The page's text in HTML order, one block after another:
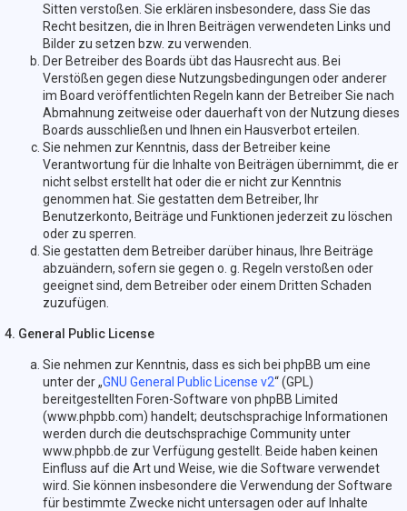
Sitten verstoßen. Sie erklären insbesondere, dass Sie das
Recht besitzen, die in Ihren Beiträgen verwendeten Links und
Bilder zu setzen bzw. zu verwenden.
Der Betreiber des Boards übt das Hausrecht aus. Bei
Verstößen gegen diese Nutzungsbedingungen oder anderer
im Board veröffentlichten Regeln kann der Betreiber Sie nach
Abmahnung zeitweise oder dauerhaft von der Nutzung dieses
Boards ausschließen und Ihnen ein Hausverbot erteilen.
Sie nehmen zur Kenntnis, dass der Betreiber keine
Verantwortung für die Inhalte von Beiträgen übernimmt, die er
nicht selbst erstellt hat oder die er nicht zur Kenntnis
genommen hat. Sie gestatten dem Betreiber, Ihr
Benutzerkonto, Beiträge und Funktionen jederzeit zu löschen
oder zu sperren.
Sie gestatten dem Betreiber darüber hinaus, Ihre Beiträge
abzuändern, sofern sie gegen o. g. Regeln verstoßen oder
geeignet sind, dem Betreiber oder einem Dritten Schaden
zuzufügen.
4. General Public License
Sie nehmen zur Kenntnis, dass es sich bei phpBB um eine
unter der „GNU General Public License v2“ (GPL)
bereitgestellten Foren-Software von phpBB Limited
(www.phpbb.com) handelt; deutschsprachige Informationen
werden durch die deutschsprachige Community unter
www.phpbb.de zur Verfügung gestellt. Beide haben keinen
Einfluss auf die Art und Weise, wie die Software verwendet
wird. Sie können insbesondere die Verwendung der Software
für bestimmte Zwecke nicht untersagen oder auf Inhalte